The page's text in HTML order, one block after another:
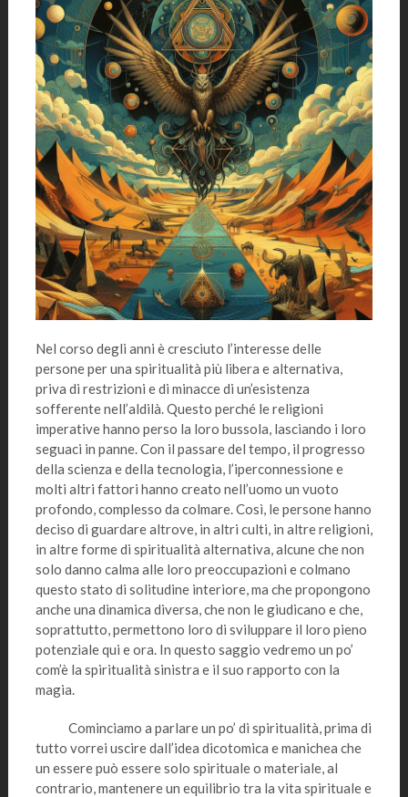
Nel corso degli anni è cresciuto l’interesse delle
persone per una spiritualità più libera e alternativa,
priva di restrizioni e di minacce di un’esistenza
sofferente nell’aldilà. Questo perché le religioni
imperative hanno perso la loro bussola, lasciando i loro
seguaci in panne. Con il passare del tempo, il progresso
della scienza e della tecnologia, l’iperconnessione e
molti altri fattori hanno creato nell’uomo un vuoto
profondo, complesso da colmare. Così, le persone hanno
deciso di guardare altrove, in altri culti, in altre religioni,
in altre forme di spiritualità alternativa, alcune che non
solo danno calma alle loro preoccupazioni e colmano
questo stato di solitudine interiore, ma che propongono
anche una dinamica diversa, che non le giudicano e che,
soprattutto, permettono loro di sviluppare il loro pieno
potenziale qui e ora. In questo saggio vedremo un po’
com’è la spiritualità sinistra e il suo rapporto con la
magia.
Cominciamo a parlare un po’ di spiritualità, prima di
tutto vorrei uscire dall’idea dicotomica e manichea che
un essere può essere solo spirituale o materiale, al
contrario, mantenere un equilibrio tra la vita spirituale e